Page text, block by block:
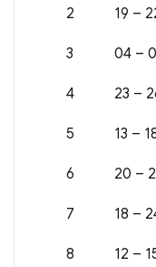
2 19 –
3 04 –
4 23 –
5 13 –
6 20 –
7 18 –
8 12 –